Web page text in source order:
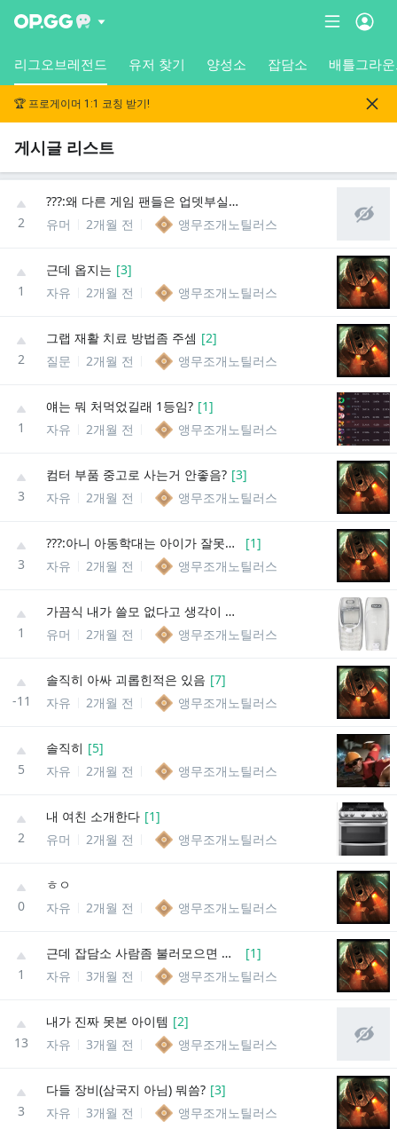
리그오브레전드 유저 찾기 양성소 잡담소 배틀그라
🏆 프로게이머 1:1 코칭 받기!
게시글 리스트
2
???:왜 다른 게임 팬들은 업뎃부실하다고 ㅈㄹ함?
유머
2개월 전 앵무조개노틸러스
1
근데 옵지는 [3]
자유
2개월 전 앵무조개노틸러스
2
그랩 재활 치료 방법좀 주셈 [2]
질문
2개월 전 앵무조개노틸러스
1
얘는 뭐 처먹었길래 1등임? [1]
자유
2개월 전 앵무조개노틸러스
3
컴터 부품 중고로 사는거 안좋음? [3]
자유
2개월 전 앵무조개노틸러스
3
???:아니 아동학대는 아이가 잘못해서 그런거 아님? [1]
자유
2개월 전 앵무조개노틸러스
1
가끔식 내가 쓸모 없다고 생각이 들면
유머
2개월 전 앵무조개노틸러스
-11
솔직히 아싸 괴롭힌적은 있음 [7]
자유
2개월 전 앵무조개노틸러스
5
솔직히 [5]
자유
2개월 전 앵무조개노틸러스
2
내 여친 소개한다 [1]
유머
2개월 전 앵무조개노틸러스
0
ㅎㅇ
자유
2개월 전 앵무조개노틸러스
1
근데 잡담소 사람좀 불러모으면 안돼냐? [1]
자유
3개월 전 앵무조개노틸러스
13
내가 진짜 못본 아이템 [2]
자유
3개월 전 앵무조개노틸러스
3
다들 장비(삼국지 아님) 뭐씀? [3]
자유
3개월 전 앵무조개노틸러스